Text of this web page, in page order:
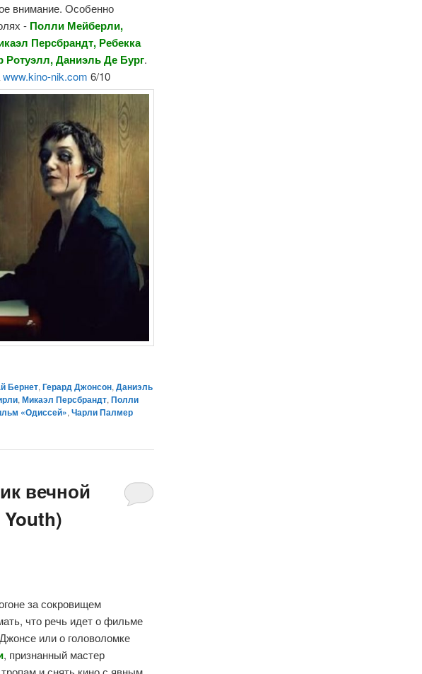
внимание. Особенно
- Полли Мейберли,
Персбрандт, Ребекка
Даниэль Де Бург.
www.kino-nik.com 6/10
Бернет,Герард Джонсон,Даниэль
,Микаэл Персбрандт,Полли
«Одиссей»,Чарли Палмер
вечной
за сокровищем
что речь идет о фильме
или о головоломке
, признанный мастер